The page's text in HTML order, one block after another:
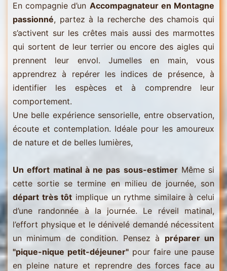
En compagnie d’un Accompagnateur en Montagne
passionné, partez à la recherche des chamois qui
s’activent sur les crêtes mais aussi des marmottes
qui sortent de leur terrier ou encore des aigles qui
prennent leur envol. Jumelles en main, vous
apprendrez à repérer les indices de présence, à
identifier les espèces et à comprendre leur
comportement.
Une belle expérience sensorielle, entre observation,
écoute et contemplation. Idéale pour les amoureux
de nature et de belles lumières,
Un effort matinal à ne pas sous-estimerMême si
cette sortie se termine en milieu de journée, son
départ très tôt implique un rythme similaire à celui
d’une randonnée à la journée. Le réveil matinal,
l’effort physique et le dénivelé demandé nécessitent
un minimum de condition. Pensez à préparer un
"pique-nique petit-déjeuner" pour faire une pause
en pleine nature et reprendre des forces face au